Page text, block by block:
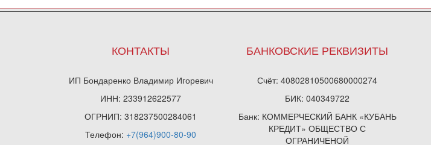
КОНТАКТЫ
ИП Бондаренко Владимир Игоревич
ИНН: 233912622577
ОГРНИП: 318237500284061
Телефон: +7(964)900-80-90
БАНКОВСКИЕ РЕКВИЗИТЫ
Счёт: 40802810500680000274
БИК: 040349722
Банк: КОММЕРЧЕСКИЙ БАНК «КУБАНЬ
КРЕДИТ» ОБЩЕСТВО С
ОГРАНИЧЕНОЙ